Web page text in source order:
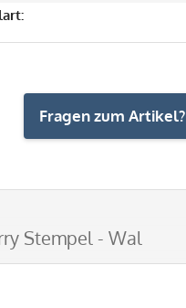
Fragen zum Artikel?
Stempel - Wal